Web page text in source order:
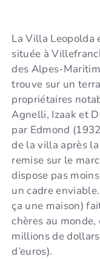
La Villa
située à
des Alpes-
trouve sur un
propriétaires
Agnelli, Izaak et
par Edmond
de la villa après
remise sur le
dispose pas
un cadre
ça une maison)
chères au
millions de
d’euros).